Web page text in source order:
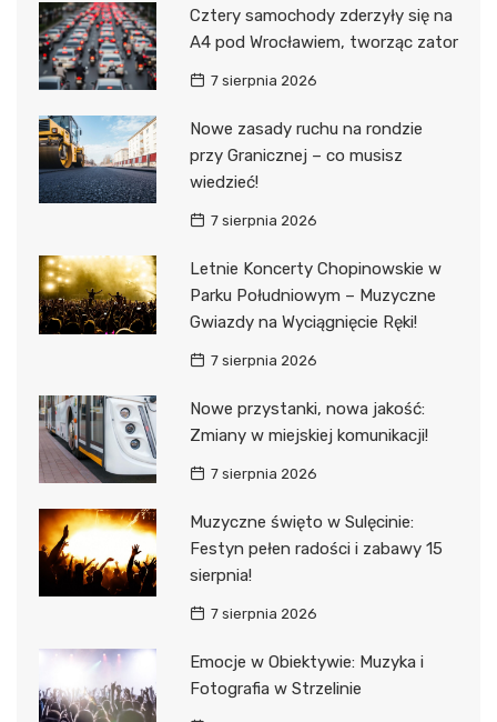
Cztery samochody zderzyły się na
A4 pod Wrocławiem, tworząc zator
7 sierpnia 2026
Nowe zasady ruchu na rondzie
przy Granicznej – co musisz
wiedzieć!
7 sierpnia 2026
Letnie Koncerty Chopinowskie w
Parku Południowym – Muzyczne
Gwiazdy na Wyciągnięcie Ręki!
7 sierpnia 2026
Nowe przystanki, nowa jakość:
Zmiany w miejskiej komunikacji!
7 sierpnia 2026
Muzyczne święto w Sulęcinie:
Festyn pełen radości i zabawy 15
sierpnia!
7 sierpnia 2026
Emocje w Obiektywie: Muzyka i
Fotografia w Strzelinie